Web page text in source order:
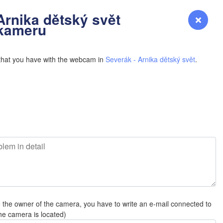
Přihlášení Premium myVentusky Předpověď
dětský svět
you have with the webcam in Severák - Arnika dětský svět.
the owner of the camera, you have to write an e-mail connected to
camera is located)